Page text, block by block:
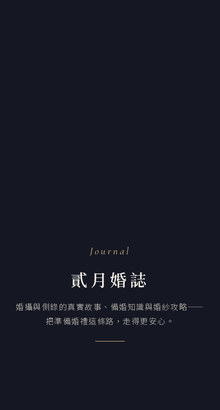
Journal
貳月婚誌
婚攝與側錄的真實故事、備婚知識與婚紗攻略——
把準備婚禮這條路，走得更安心。